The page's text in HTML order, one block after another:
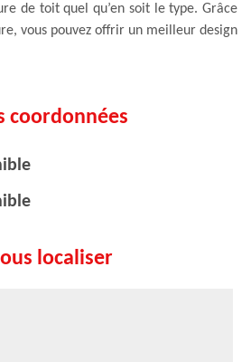
de toit quel qu’en soit le type. Grâce
vous pouvez offrir un meilleur design
coordonnées
localiser